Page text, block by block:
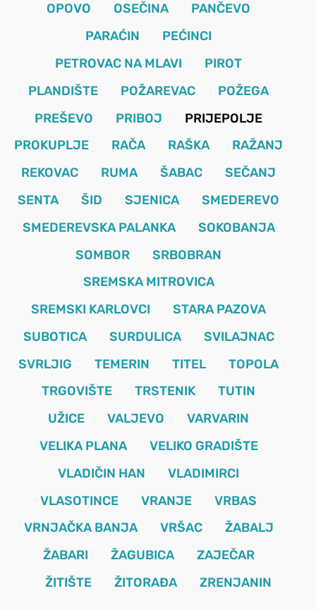
OPOVO
OSEČINA
PANČEVO
PARAĆIN
PEĆINCI
PETROVAC NA MLAVI
PIROT
PLANDIŠTE
POŽAREVAC
POŽEGA
PREŠEVO
PRIBOJ
PRIJEPOLJE
PROKUPLJE
RAČA RAŠKA
RAŽANJ
REKOVAC
RUMA ŠABAC
SEČANJ
SENTA
ŠID SJENICA
SMEDEREVO
SMEDEREVSKA PALANKA
SOKOBANJA
SOMBOR
SRBOBRAN
SREMSKA MITROVICA
SREMSKI KARLOVCI
STARA PAZOVA
SUBOTICA
SURDULICA
SVILAJNAC
SVRLJIG
TEMERIN TITEL
TOPOLA
TRGOVIŠTE
TRSTENIK
TUTIN
UŽICE
VALJEVO
VARVARIN
VELIKA PLANA
VELIKO GRADIŠTE
VLADIČIN HAN
VLADIMIRCI
VLASOTINCE
VRANJE
VRBAS
VRNJAČKA BANJA
VRŠAC
ŽABALJ
ŽABARI
ŽAGUBICA
ZAJEČAR
ŽITIŠTE
ŽITORAĐA ZRENJANIN